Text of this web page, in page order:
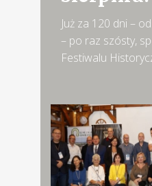
Już za 120 dni –
– po raz szósty,
Festiwalu